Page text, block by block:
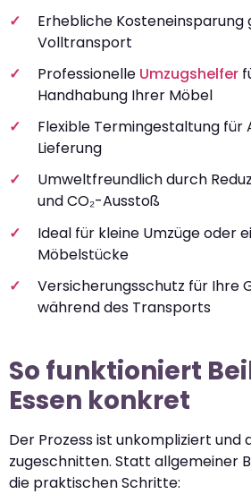
Erhebliche
Volltransport
Professionelle Umzugshelfer
Handhabung Ihrer Möbel
Flexible Termingestaltung für
Lieferung
Umweltfreundlich durch
und CO₂-Ausstoß
Ideal für kleine Umzüge oder
Möbelstücke
Versicherungsschutz für Ihre
während des Transports
So funktioniert
Essen konkret
Der Prozess ist unkompliziert und
zugeschnitten. Statt allgemeiner
die praktischen Schritte: